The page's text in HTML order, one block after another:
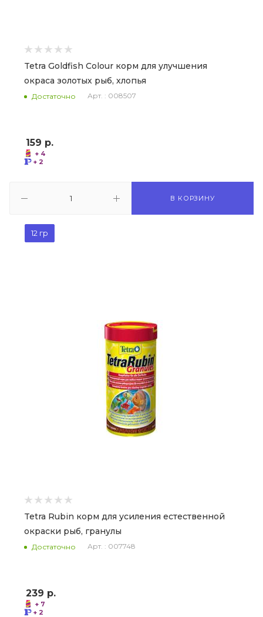
Tetra Goldfish Colour корм для улучшения
окраса золотых рыб, хлопья
Достаточно Арт. : 008507
159 р.
+ 4
+ 2
В КОРЗИНУ
12 гр
Tetra Rubin корм для усиления естественной
окраски рыб, гранулы
Достаточно Арт. : 007748
239 р.
+ 7
+ 2